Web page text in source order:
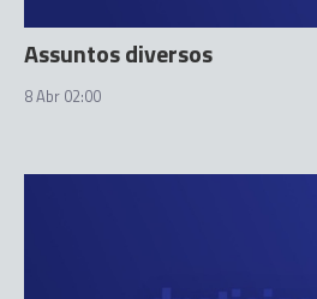
Assuntos diversos
8 Abr 02:00